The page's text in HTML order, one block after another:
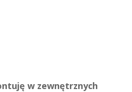
w zewnętrznych